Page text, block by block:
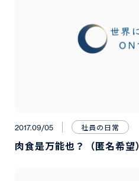
2017.09/05 社員の日常
肉食是万能也？（匿名希望）